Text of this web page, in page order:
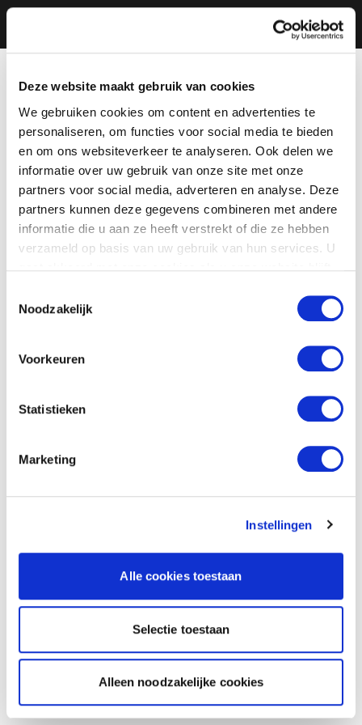
Deze website maakt gebruik van cookies
We gebruiken cookies om content en advertenties te
personaliseren, om functies voor social media te bieden
en om ons websiteverkeer te analyseren. Ook delen we
informatie over uw gebruik van onze site met onze
partners voor social media, adverteren en analyse. Deze
partners kunnen deze gegevens combineren met andere
informatie die u aan ze heeft verstrekt of die ze hebben
verzameld op basis van uw gebruik van hun services. U
Noodzakelijk
Voorkeuren
Statistieken
Marketing
Instellingen
Alle cookies toestaan
Selectie toestaan
Alleen noodzakelijke cookies